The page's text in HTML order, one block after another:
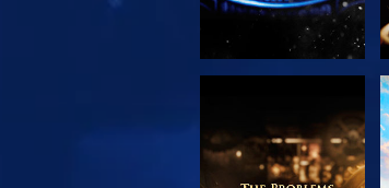
ΕΞΕΡΕΥΝΗΣΤΕ ΤΗ
ΣΕΙΡΑ